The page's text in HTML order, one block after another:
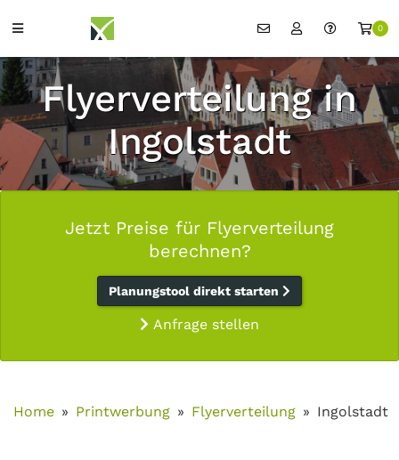
0
Flyerverteilung in
Ingolstadt
Jetzt Preise für Flyerverteilung
berechnen?
Planungstool direkt starten
Anfrage stellen
Home Printwerbung Flyerverteilung Ingolstadt